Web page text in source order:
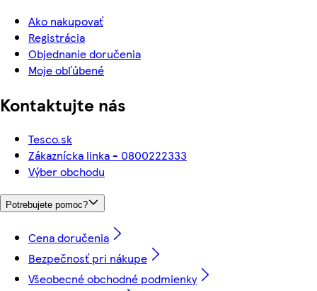
Ako nakupovať
Registrácia
Objednanie doručenia
Moje obľúbené
Kontaktujte nás
Tesco.sk
Zákaznícka linka - 0800222333
Výber obchodu
Potrebujete pomoc?
Cena doručenia
Bezpečnosť pri nákupe
Všeobecné obchodné podmienky